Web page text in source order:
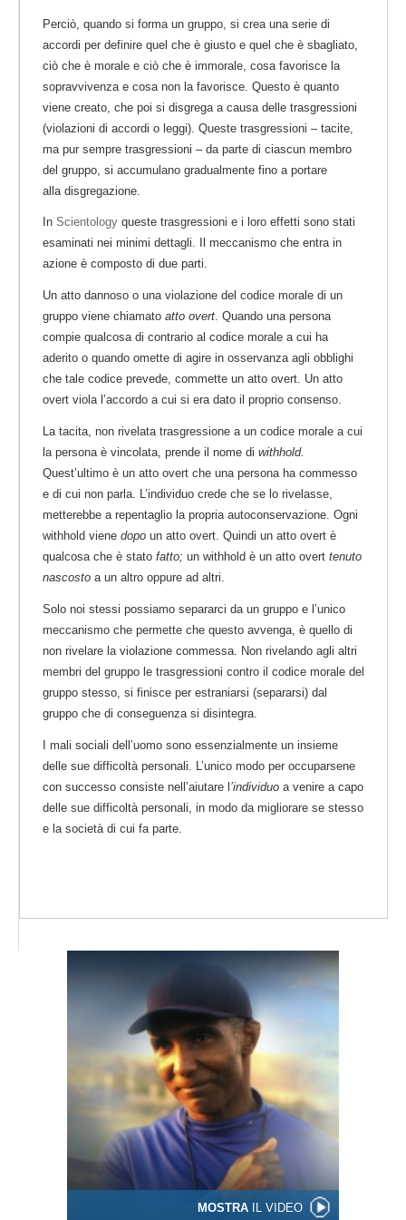
MOSTRA IL VIDEO
Perciò, quando si forma un gruppo, si crea una serie di
accordi per definire quel che è giusto e quel che è sbagliato,
ciò che è morale e ciò che è immorale, cosa favorisce la
sopravvivenza e cosa non la favorisce. Questo è quanto
viene creato, che poi si disgrega a causa delle trasgressioni
(violazioni di accordi o leggi). Queste trasgressioni – tacite,
ma pur sempre trasgressioni – da parte di ciascun membro
del gruppo, si accumulano gradualmente fino a portare
alla disgregazione.
In Scientology queste trasgressioni e i loro effetti sono stati
esaminati nei minimi dettagli. Il meccanismo che entra in
azione è composto di due parti.
Un atto dannoso o una violazione del codice morale di un
gruppo viene chiamato atto overt. Quando una persona
compie qualcosa di contrario al codice morale a cui ha
aderito o quando omette di agire in osservanza agli obblighi
che tale codice prevede, commette un atto overt. Un atto
overt viola l’accordo a cui si era dato il proprio consenso.
La tacita, non rivelata trasgressione a un codice morale a cui
la persona è vincolata, prende il nome di withhold.
Quest’ultimo è un atto overt che una persona ha commesso
e di cui non parla. L’individuo crede che se lo rivelasse,
metterebbe a repentaglio la propria autoconservazione. Ogni
withhold viene dopo un atto overt. Quindi un atto overt è
qualcosa che è stato fatto; un withhold è un atto overt tenuto
nascosto a un altro oppure ad altri.
Solo noi stessi possiamo separarci da un gruppo e l’unico
meccanismo che permette che questo avvenga, è quello di
non rivelare la violazione commessa. Non rivelando agli altri
membri del gruppo le trasgressioni contro il codice morale del
gruppo stesso, si finisce per estraniarsi (separarsi) dal
gruppo che di conseguenza si disintegra.
I mali sociali dell’uomo sono essenzialmente un insieme
delle sue difficoltà personali. L’unico modo per occuparsene
con successo consiste nell’aiutare l ’individuo a venire a capo
delle sue difficoltà personali, in modo da migliorare se stesso
e la società di cui fa parte.